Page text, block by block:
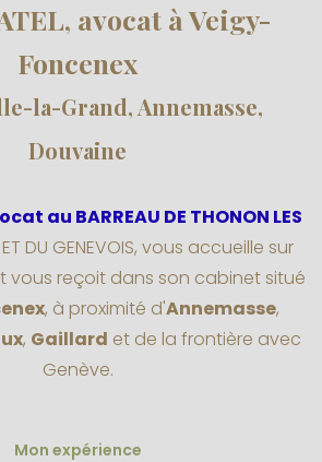
avocat à Veigy-
Foncenex
la-Grand, Annemasse,
Douvaine
au BARREAU DE THONON LES
ET DU GENEVOIS, vous accueille sur
vous reçoit dans son cabinet situé
, à proximité d'Annemasse,
, Gaillard et de la frontière avec
Genève.
Mon expérience